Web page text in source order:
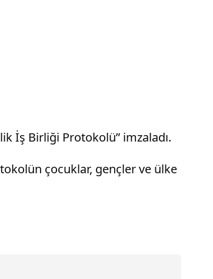
İş Birliği Protokolü” imzaladı.
çocuklar, gençler ve ülke